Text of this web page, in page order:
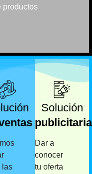
productos
las
Solución
publicitaria
Dar a
conocer
tu oferta